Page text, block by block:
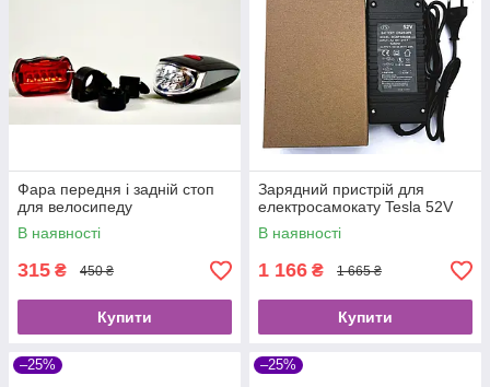
Фара передня і задній стоп
для велосипеду
В наявності
315 ₴ 450 ₴
Купити
Зарядний пристрій для
електросамокату Tesla 52V
В наявності
1 166 ₴ 1 665 ₴
Купити
–25% –25%